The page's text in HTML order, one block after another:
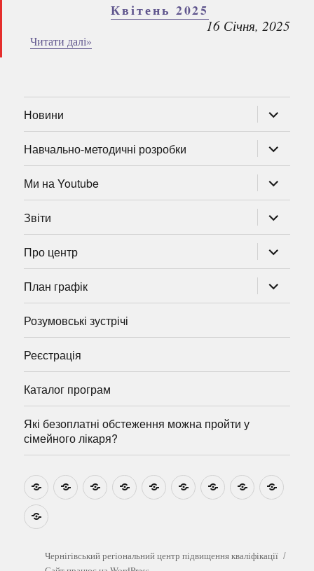
Квітень 2025
16 Січня, 2025
Читати далі»
Новини
підменю
Навчально-методичні розробки
підменю
Ми на Youtube
підменю
Звіти
підменю
Про центр
підменю
План графік
підменю
Розумовські зустрічі
Реєстрація
Каталог програм
Які безоплатні обстеження можна пройти у
сімейного лікаря?
НовиниНавчально-
методичні
Ми
на
Звіти Про
центр
План
графік
Розумовські
зустрічі
Реєстрація
Які
безоплатні
можна
пройти
Чернігівський регіональний центр підвищення кваліфікації